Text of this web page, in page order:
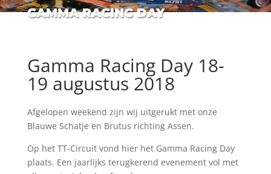
GAMMA RACING DAY
Gamma Racing Day 18-
19 augustus 2018
Afgelopen weekend zijn wij uitgerukt met onze
Blauwe Schatje en Brutus richting Assen.
Op het TT-Circuit vond hier het Gamma Racing Day
plaats. Een jaarlijks terugkerend evenement vol met